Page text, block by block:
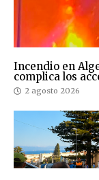
Incendio en
complica los
2 agosto 2026